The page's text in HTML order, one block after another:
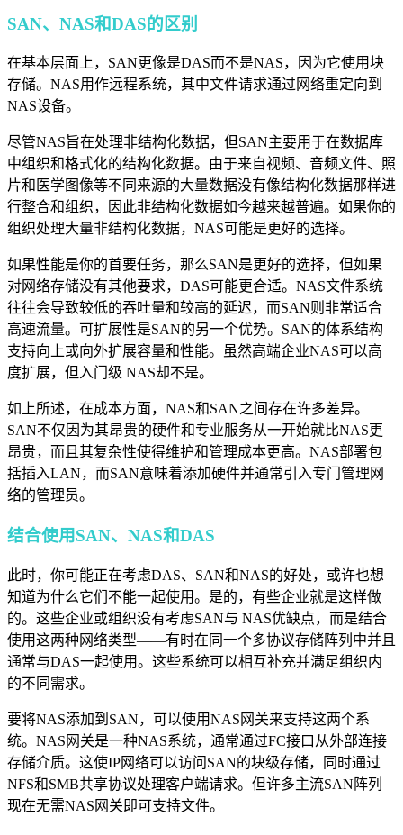
SAN、NAS和DAS的区别
在基本层面上，SAN更像是DAS而不是NAS，因为它使用块
存储。NAS用作远程系统，其中文件请求通过网络重定向到
NAS设备。
尽管NAS旨在处理非结构化数据，但SAN主要用于在数据库
中组织和格式化的结构化数据。由于来自视频、音频文件、照
片和医学图像等不同来源的大量数据没有像结构化数据那样进
行整合和组织，因此非结构化数据如今越来越普遍。如果你的
组织处理大量非结构化数据，NAS可能是更好的选择。
如果性能是你的首要任务，那么SAN是更好的选择，但如果
对网络存储没有其他要求，DAS可能更合适。NAS文件系统
往往会导致较低的吞吐量和较高的延迟，而SAN则非常适合
高速流量。可扩展性是SAN的另一个优势。SAN的体系结构
支持向上或向外扩展容量和性能。虽然高端企业NAS可以高
度扩展，但入门级 NAS却不是。
如上所述，在成本方面，NAS和SAN之间存在许多差异。
SAN不仅因为其昂贵的硬件和专业服务从一开始就比NAS更
昂贵，而且其复杂性使得维护和管理成本更高。NAS部署包
括插入LAN，而SAN意味着添加硬件并通常引入专门管理网
络的管理员。
结合使用SAN、NAS和DAS
此时，你可能正在考虑DAS、SAN和NAS的好处，或许也想
知道为什么它们不能一起使用。是的，有些企业就是这样做
的。这些企业或组织没有考虑SAN与 NAS优缺点，而是结合
使用这两种网络类型——有时在同一个多协议存储阵列中并且
通常与DAS一起使用。这些系统可以相互补充并满足组织内
的不同需求。
要将NAS添加到SAN，可以使用NAS网关来支持这两个系
统。NAS网关是一种NAS系统，通常通过FC接口从外部连接
存储介质。这使IP网络可以访问SAN的块级存储，同时通过
NFS和SMB共享协议处理客户端请求。但许多主流SAN阵列
现在无需NAS网关即可支持文件。